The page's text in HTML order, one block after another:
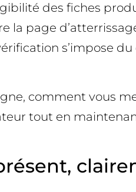
des fiches
la page
s’impose
comment vous
tout en